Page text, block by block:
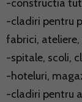
-constructia
-cladiri pentru
fabrici, ateliere,
-spitale, scoli,
-hoteluri,
-cladiri pentru